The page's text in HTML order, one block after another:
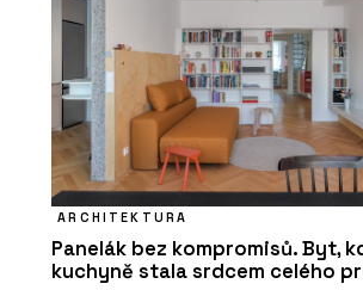
ARCHITEKTURA
Panelák bez kompromisů. Byt,
kuchyně stala srdcem celého